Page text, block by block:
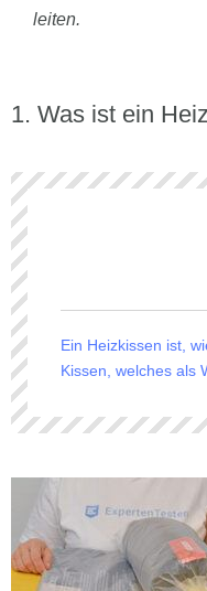
leiten.
Was ist ein
Ein Heizkissen ist,
Kissen, welches als